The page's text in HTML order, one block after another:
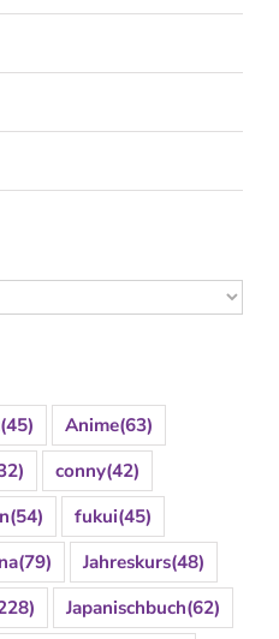
(45) Anime(63)
conny(42)
(54) fukui(45)
(79) Jahreskurs(48)
Japanischbuch(62)